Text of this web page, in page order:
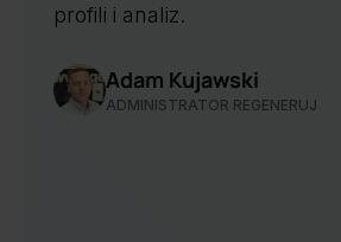
profili i analiz.
Adam Kujawski
ADMINISTRATOR REGENERUJ